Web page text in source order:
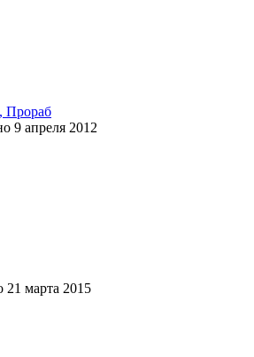
Прораб
9 апреля 2012
21 марта 2015